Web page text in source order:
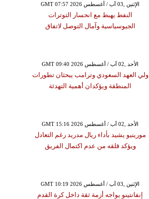
GMT 07:57 2026 الإثنين ,03 آب / أغسطس
النفط يهبط مع انحسار التوترات
الجيوسياسية وآمال التوصل لاتفاق
GMT 09:40 2026 الأحد ,02 آب / أغسطس
ولي العهد السعودي وترامب يبحثان تطورات
المنطقة ويؤكدان أهمية التهدئة
GMT 15:16 2026 الأحد ,02 آب / أغسطس
مورينيو يشيد بأداء ريال مدريد رغم التعادل
ويؤكد قلقه من عدم اكتمال الفريق
GMT 10:19 2026 الإثنين ,03 آب / أغسطس
إنفانتينو يواجه أزمة ثقة داخل كرة القدم